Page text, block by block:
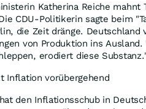
Katherina Reiche mahnt
CDU-Politikerin sagte beim
die Zeit dränge. Deutschland
von Produktion ins
erodiert diese
Inflation vorübergehend
den Inflationsschub in